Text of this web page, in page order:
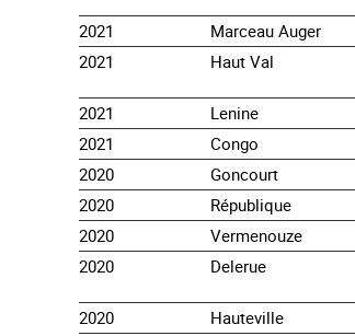
2021 Marceau Auger
2021
Haut Val
2021 Lenine
2021
Congo
2020
Goncourt
2020
République
2020
Vermenouze
2020
Delerue
2020 Hauteville